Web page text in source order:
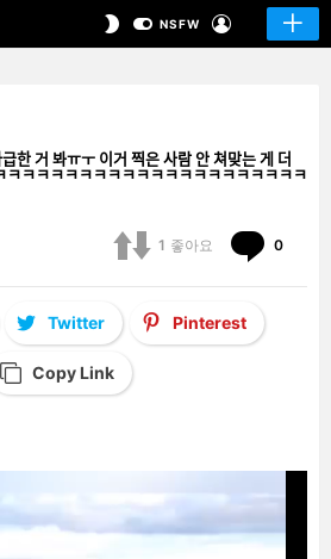
SWITCHNSFW
거 봐ㅠㅜ 이거 찍은 사람 안 쳐맞는 게 더
ㅋㅋㅋㅋㅋㅋㅋㅋㅋㅋㅋㅋㅋㅋㅋㅋㅋㅋㅋㅋㅋ
1 좋아요 0
Twitter Pinterest
Copy Link